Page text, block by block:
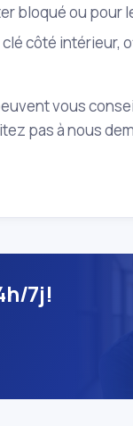
bloqué ou pour
côté intérieur,
vous
pas à nous
7j!